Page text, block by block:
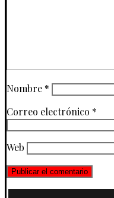
Nombre *
Correo electrónico *
Web